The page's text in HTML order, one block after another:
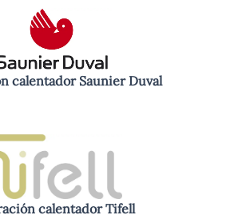
calentador Saunier Duval
calentador Tifell